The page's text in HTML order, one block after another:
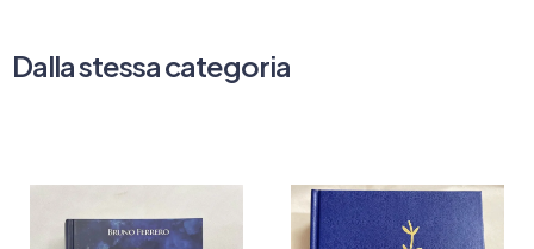
Dalla stessa categoria